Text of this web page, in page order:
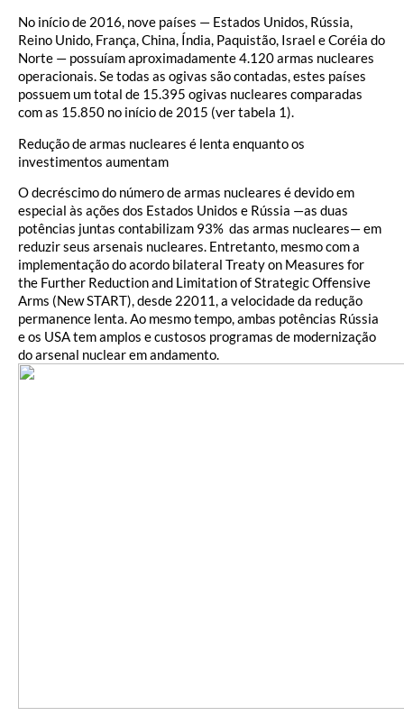
No início de 2016, nove países — Estados Unidos, Rússia,
Reino Unido, França, China, Índia, Paquistão, Israel e Coréia do
Norte — possuíam aproximadamente 4.120 armas nucleares
operacionais. Se todas as ogivas são contadas, estes países
possuem um total de 15.395 ogivas nucleares comparadas
com as 15.850 no início de 2015 (ver tabela 1).
Redução de armas nucleares é lenta enquanto os
investimentos aumentam
O decréscimo do número de armas nucleares é devido em
especial às ações dos Estados Unidos e Rússia —as duas
potências juntas contabilizam 93% das armas nucleares— em
reduzir seus arsenais nucleares. Entretanto, mesmo com a
implementação do acordo bilateral Treaty on Measures for
the Further Reduction and Limitation of Strategic Offensive
Arms (New START), desde 22011, a velocidade da redução
permanence lenta. Ao mesmo tempo, ambas potências Rússia
e os USA tem amplos e custosos programas de modernização
do arsenal nuclear em andamento.